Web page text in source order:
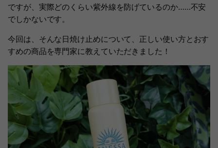
ですが、実際どのくらい紫外線を防げているのか……不安
でしかないです。
今回は、そんな日焼け止めについて、正しい使い方とおす
すめの商品を専門家に教えていただきました！